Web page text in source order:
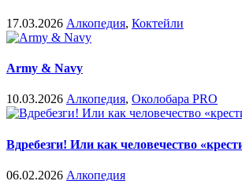
17.03.2026 Алкопедия, Коктейли
Army & Navy
10.03.2026 Алкопедия, Околобара PRO
Вдребезги! Или как человечество
06.02.2026 Алкопедия